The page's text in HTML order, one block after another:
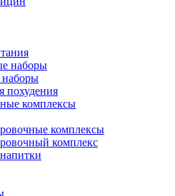
наборы
наборы
похудения
комплексы
комплексы
комплекс